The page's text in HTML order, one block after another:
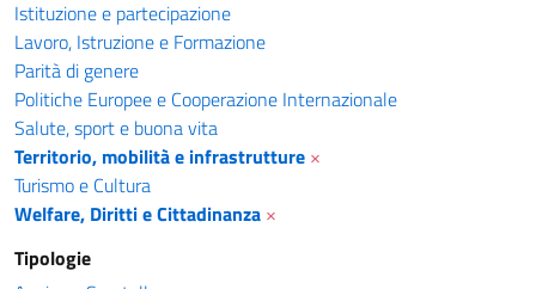
Istituzione e partecipazione
Lavoro, Istruzione e Formazione
Parità di genere
Politiche Europee e Cooperazione Internazionale
Salute, sport e buona vita
Territorio, mobilità e infrastrutture ×
Turismo e Cultura
Welfare, Diritti e Cittadinanza ×
Tipologie